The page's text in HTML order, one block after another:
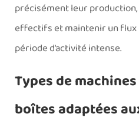
précisément leur
effectifs et maintenir un flux
période d’activité intense.
Types de
boîtes adaptées